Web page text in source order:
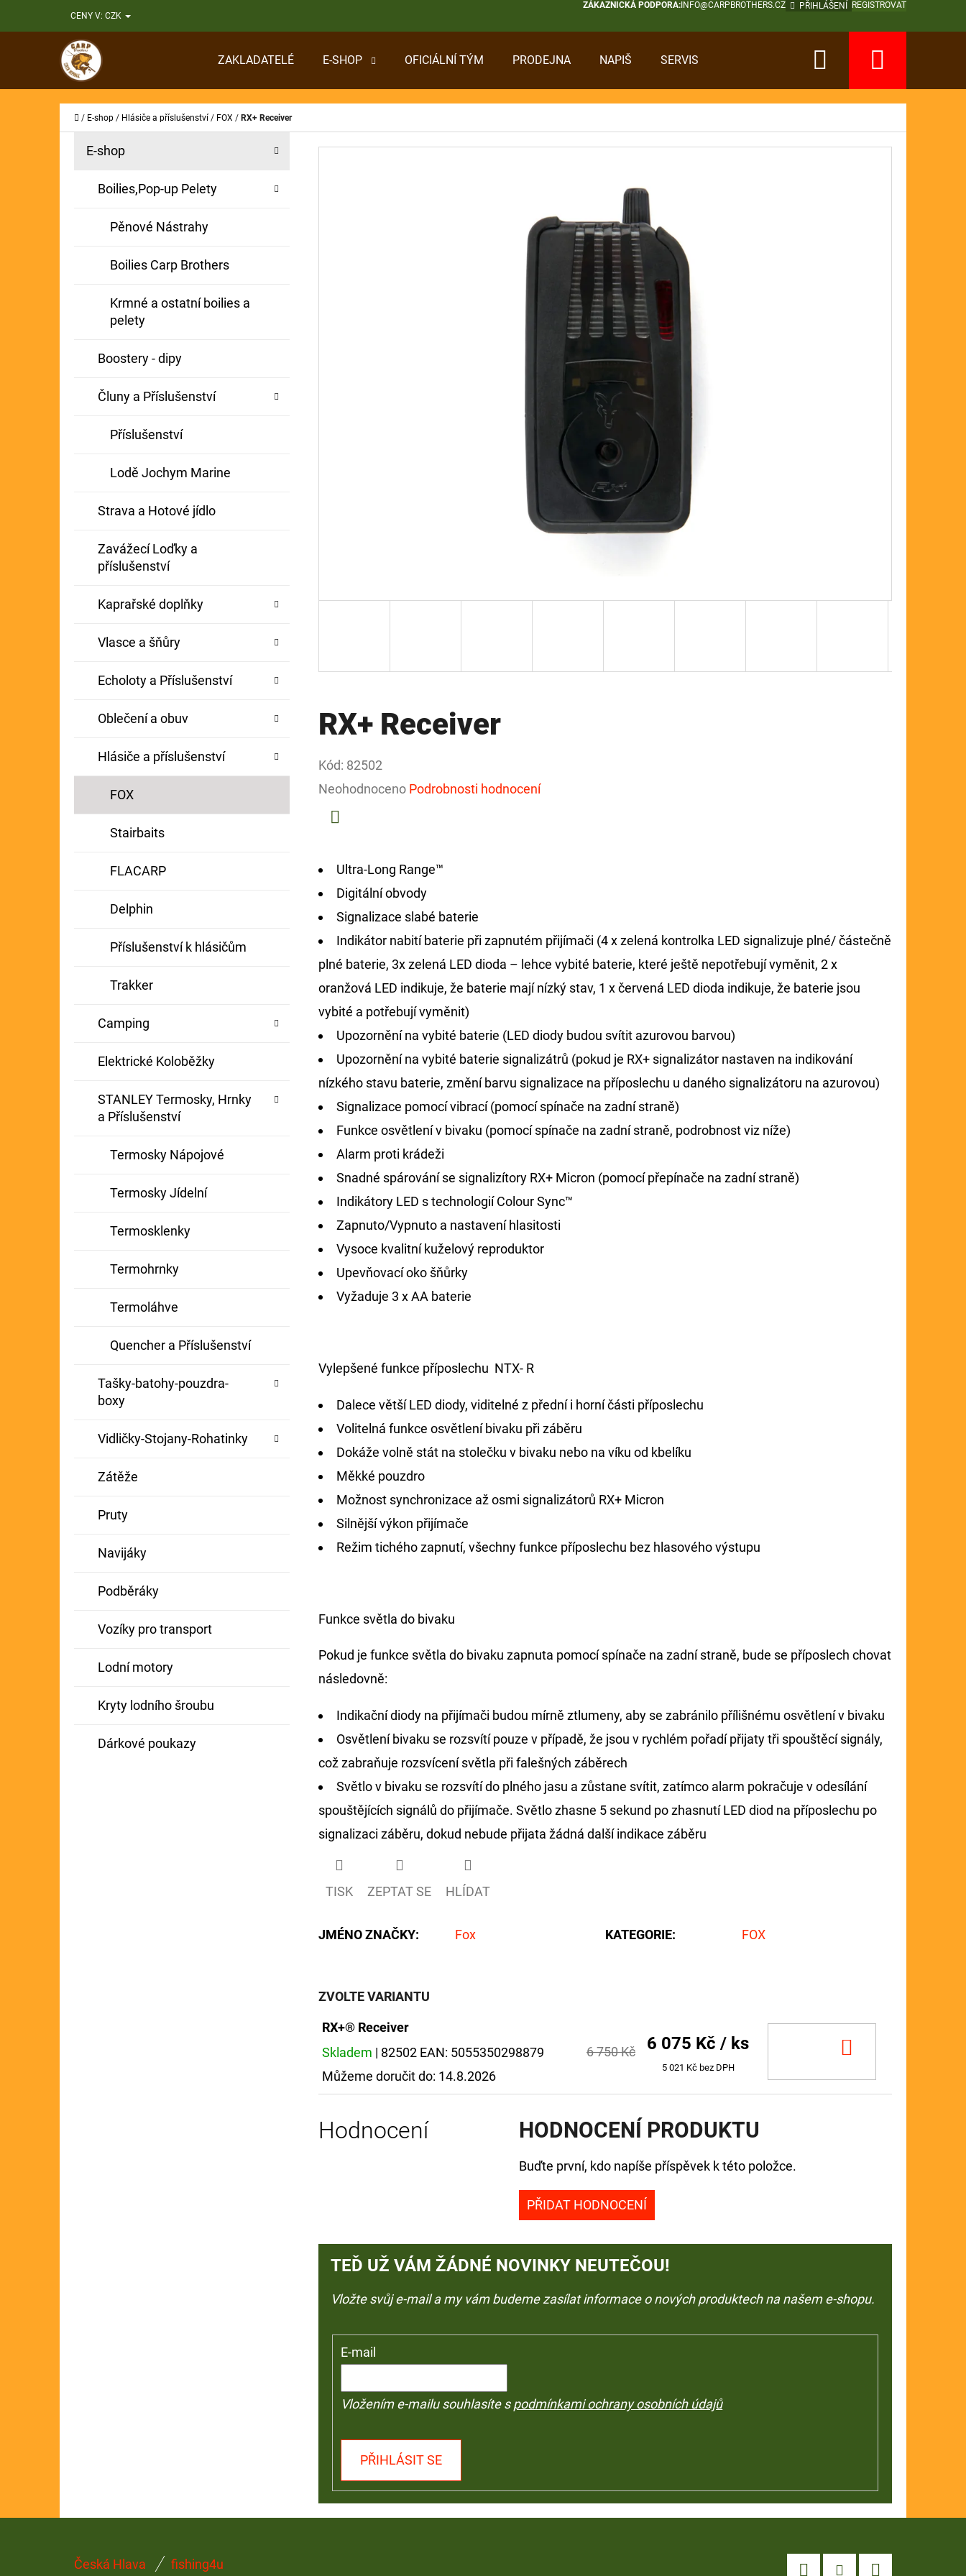
na
CENY V: CZK
ZÁKAZNICKÁ PODPORA:INFO@CARPBROTHERS.CZ PŘIHLÁŠENÍ REGISTROVAT
ZAKLADATELÉ E-SHOP OFICIÁLNÍ TÝM PRODEJNA NAPIŠ SERVIS Hledat
Domů
/ E-shop / Hlásiče a příslušenství / FOX / RX+ Receiver
Přeskočit
E-shop
Boilies,Pop-up Pelety
Pěnové Nástrahy
Boilies Carp Brothers
Krmné a ostatní boilies a
pelety
Boostery - dipy
Čluny a Příslušenství
Příslušenství
Lodě Jochym Marine
Strava a Hotové jídlo
Zavážecí Loďky a
příslušenství
Kaprařské doplňky
Vlasce a šňůry
Echoloty a Příslušenství
Oblečení a obuv
Hlásiče a příslušenství
FOX
Stairbaits
FLACARP
Delphin
Příslušenství k hlásičům
Trakker
Camping
Elektrické Koloběžky
STANLEY Termosky, Hrnky
a Příslušenství
Termosky Nápojové
Termosky Jídelní
Termosklenky
Termohrnky
Termoláhve
Quencher a Příslušenství
Tašky-batohy-pouzdra-
boxy
Vidličky-Stojany-Rohatinky
Zátěže
Pruty
Navijáky
Podběráky
Vozíky pro transport
Lodní motory
Kryty lodního šroubu
Dárkové poukazy
RX+ Receiver
Kód: 82502
Průměrné
hodnocení
Neohodnoceno Podrobnosti hodnocení
Ultra-Long Range™
Digitální obvody
Signalizace slabé baterie
Indikátor nabití baterie při zapnutém přijímači (4 x zelená kontrolka LED signalizuje plné/ částečně
plné baterie, 3x zelená LED dioda – lehce vybité baterie, které ještě nepotřebují vyměnit, 2 x
oranžová LED indikuje, že baterie mají nízký stav, 1 x červená LED dioda indikuje, že baterie jsou
vybité a potřebují vyměnit)
Upozornění na vybité baterie (LED diody budou svítit azurovou barvou)
Upozornění na vybité baterie signalizátrů (pokud je RX+ signalizátor nastaven na indikování
nízkého stavu baterie, změní barvu signalizace na příposlechu u daného signalizátoru na azurovou)
Signalizace pomocí vibrací (pomocí spínače na zadní straně)
Funkce osvětlení v bivaku (pomocí spínače na zadní straně, podrobnost viz níže)
Alarm proti krádeži
Snadné spárování se signalizítory RX+ Micron (pomocí přepínače na zadní straně)
Indikátory LED s technologií Colour Sync™
Zapnuto/Vypnuto a nastavení hlasitosti
Vysoce kvalitní kuželový reproduktor
Upevňovací oko šňůrky
Vyžaduje 3 x AA baterie
Vylepšené funkce příposlechu NTX- R
Dalece větší LED diody, viditelné z přední i horní části příposlechu
Volitelná funkce osvětlení bivaku při záběru
Dokáže volně stát na stolečku v bivaku nebo na víku od kbelíku
Měkké pouzdro
Možnost synchronizace až osmi signalizátorů RX+ Micron
Silnější výkon přijímače
Režim tichého zapnutí, všechny funkce příposlechu bez hlasového výstupu
Funkce světla do bivaku
Pokud je funkce světla do bivaku zapnuta pomocí spínače na zadní straně, bude se příposlech chovat
následovně:
Indikační diody na přijímači budou mírně ztlumeny, aby se zabránilo přílišnému osvětlení v bivaku
Osvětlení bivaku se rozsvítí pouze v případě, že jsou v rychlém pořadí přijaty tři spouštěcí signály,
což zabraňuje rozsvícení světla při falešných záběrech
Světlo v bivaku se rozsvítí do plného jasu a zůstane svítit, zatímco alarm pokračuje v odesílání
spouštějících signálů do přijímače. Světlo zhasne 5 sekund po zhasnutí LED diod na příposlechu po
signalizaci záběru, dokud nebude přijata žádná další indikace záběru
TISK ZEPTAT SE HLÍDAT
JMÉNO ZNAČKY: Fox KATEGORIE: FOX
ZVOLTE VARIANTU
RX+® Receiver
Skladem | 82502 EAN: 5055350298879
Můžeme doručit do: 14.8.2026
6 750 Kč 6 075 Kč / ks
5 021 Kč bez DPH
Hodnocení HODNOCENÍ PRODUKTU
Buďte první, kdo napíše příspěvek k této položce.
PŘIDAT HODNOCENÍ
TEĎ UŽ VÁM ŽÁDNÉ NOVINKY NEUTEČOU!
Vložte svůj e-mail a my vám budeme zasílat informace o nových produktech na našem e-shopu.
E-mail
Vložením e-mailu souhlasíte spodmínkami ochrany osobních údajů
PŘIHLÁSIT SE
O
Í
Zpět
do
obchodu
Zpět
do
obchodu
CO POTŘEBUJETE NAJÍT?
HLEDAT
BOILIE RIG PLUS 25LB
Původně: 79 Kč
Původně: 225 Kč
Česká Hlava fishing4u